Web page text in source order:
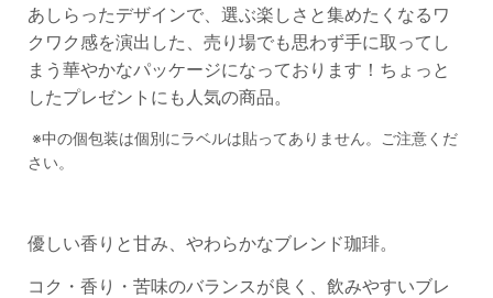
あしらったデザインで、選ぶ楽しさと集めたくなるワ
クワク感を演出した、売り場でも思わず手に取ってし
まう華やかなパッケージになっております！ちょっと
したプレゼントにも人気の商品。
※中の個包装は個別にラベルは貼ってありません。ご注意くだ
さい。
優しい香りと甘み、やわらかなブレンド珈琲。
コク・香り・苦味のバランスが良く、飲みやすいブレ